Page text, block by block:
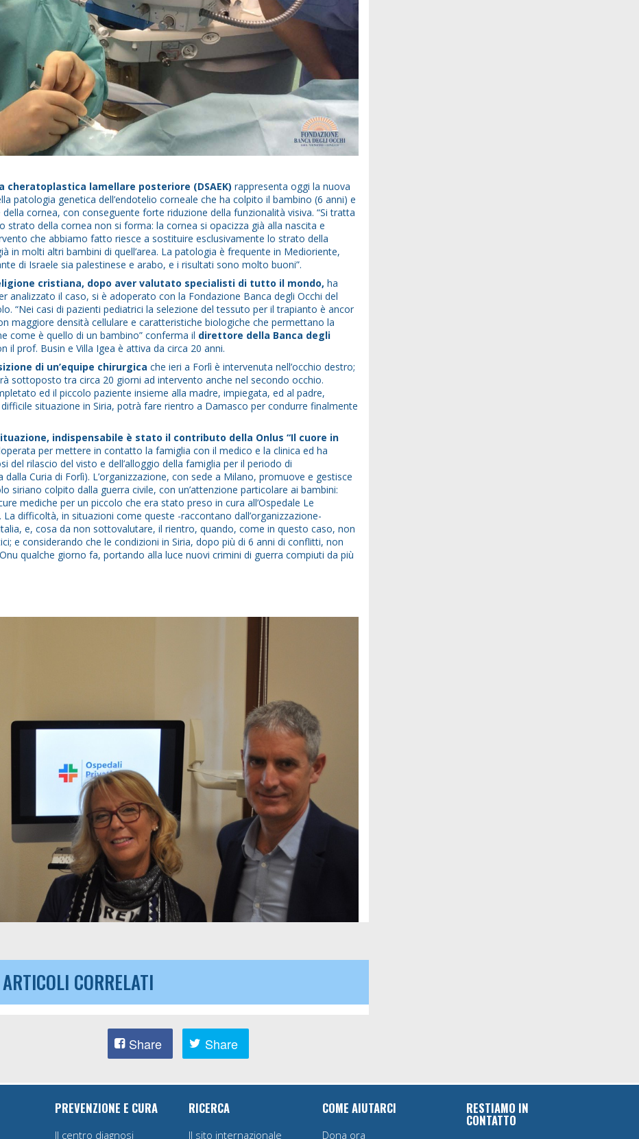
cheratoplastica lamellare posteriore (DSAEK) rappresenta oggi la nuova
patologia genetica dell’endotelio corneale che ha colpito il bambino (6 anni) e
cornea, con conseguente forte riduzione della funzionalità visiva. “Si tratta
strato della cornea non si forma: la cornea si opacizza già alla nascita e
che abbiamo fatto riesce a sostituire esclusivamente lo strato della
in molti altri bambini di quell’area. La patologia è frequente in Medioriente,
di Israele sia palestinese e arabo, e i risultati sono molto buoni”.
cristiana, dopo aver valutato specialisti di tutto il mondo, ha
analizzato il caso, si è adoperato con la Fondazione Banca degli Occhi del
“Nei casi di pazienti pediatrici la selezione del tessuto per il trapianto è ancor
maggiore densità cellulare e caratteristiche biologiche che permettano la
come è quello di un bambino” conferma il direttore della Banca degli
il prof. Busin e Villa Igea è attiva da circa 20 anni.
di un’equipe chirurgica che ieri a Forlì è intervenuta nell’occhio destro;
sottoposto tra circa 20 giorni ad intervento anche nel secondo occhio.
ed il piccolo paziente insieme alla madre, impiegata, ed al padre,
situazione in Siria, potrà fare rientro a Damasco per condurre finalmente
indispensabile è stato il contributo della Onlus “Il cuore in
per mettere in contatto la famiglia con il medico e la clinica ed ha
del rilascio del visto e dell’alloggio della famiglia per il periodo di
Curia di Forlì). L’organizzazione, con sede a Milano, promuove e gestisce
siriano colpito dalla guerra civile, con un’attenzione particolare ai bambini:
mediche per un piccolo che era stato preso in cura all’Ospedale Le
difficoltà, in situazioni come queste -raccontano dall’organizzazione-
e, cosa da non sottovalutare, il rientro, quando, come in questo caso, non
e considerando che le condizioni in Siria, dopo più di 6 anni di conflitti, non
qualche giorno fa, portando alla luce nuovi crimini di guerra compiuti da più
ARTICOLI CORRELATI
Share Share
PREVENZIONE E CURA
Il centro diagnosi
RICERCA
Il sito internazionale
COME AIUTARCI
Dona ora
RESTIAMO IN
CONTATTO